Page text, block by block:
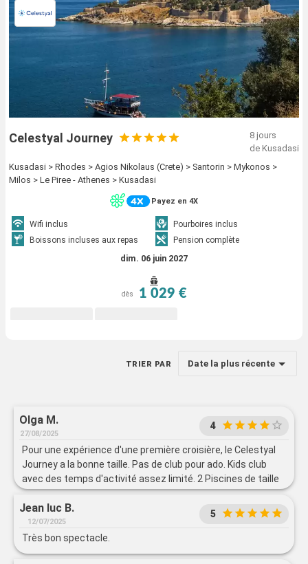
Celestyal Journey
8 jours
de Kusadasi
Kusadasi > Rhodes > Agios Nikolaus (Crete) > Santorin > Mykonos >
Milos > Le Piree - Athenes > Kusadasi
Payez en 4X
Wifi inclus
Pourboires inclus
Boissons incluses aux repas
Pension complète
dim. 06 juin 2027
dès 1 029 €
TRIER PAR Date la plus récente
Olga M.
27/08/2025
4
Pour une expérience d'une première croisière, le Celestyal
Journey a la bonne taille. Pas de club pour ado. Kids club
avec des temps d'activité assez limité. 2 Piscines de taille
moyenne.
Jean luc B.
12/07/2025
5
Très bon spectacle.